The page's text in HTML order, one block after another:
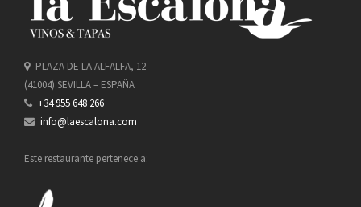
PLAZA DE LA ALFALFA, 12
(41004) SEVILLA – ESPAÑA
+34 955 648 266
info@laescalona.com
Este restaurante pertenece a: